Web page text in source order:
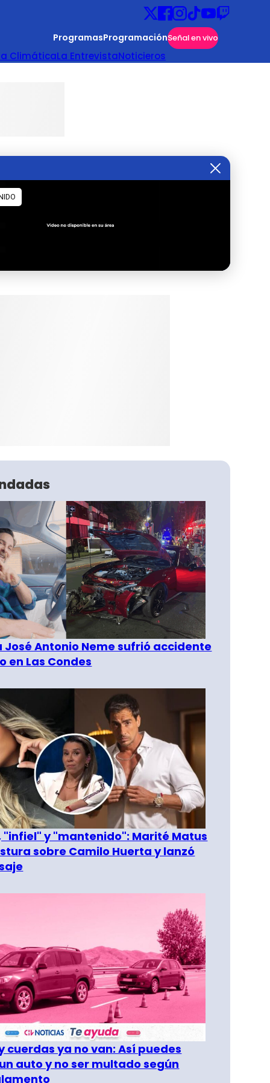
ProgramasProgramaciónSeñal en vivo
ClimáticaLa EntrevistaNoticieros
José Antonio Neme sufrió accidente
en Las Condes
"infiel" y "mantenido": Marité Matus
sobre Camilo Huerta y lanzó
cuerdas ya no van: Así puedes
auto y no ser multado según